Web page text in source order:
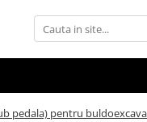
pedala) pentru